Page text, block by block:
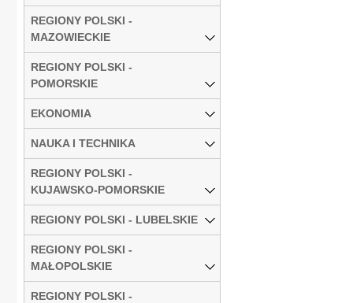
REGIONY POLSKI -
MAZOWIECKIE
REGIONY POLSKI -
POMORSKIE
EKONOMIA
NAUKA I TECHNIKA
REGIONY POLSKI -
KUJAWSKO-POMORSKIE
REGIONY POLSKI - LUBELSKIE
REGIONY POLSKI -
MAŁOPOLSKIE
REGIONY POLSKI -